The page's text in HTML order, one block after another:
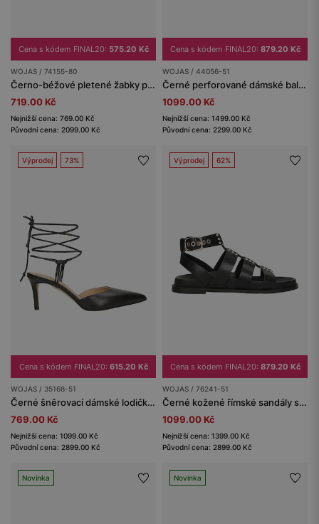
Cena s kódem FINAL20: 575.20 Kč
WOJAS / 74155-80
Černo-béžové pletené žabky pro ženy
719.00 Kč
Nejnižší cena: 769.00 Kč
Původní cena: 2099.00 Kč
Cena s kódem FINAL20: 879.20 Kč
WOJAS / 44056-51
Černé perforované dámské balerínky z kůže
1099.00 Kč
Nejnižší cena: 1499.00 Kč
Původní cena: 2299.00 Kč
Výprodej 73%
Cena s kódem FINAL20: 615.20 Kč
WOJAS / 35168-51
Černé šněrovací dámské lodičky se špičatou špičkou
769.00 Kč
Nejnižší cena: 1099.00 Kč
Původní cena: 2899.00 Kč
Výprodej 62%
Cena s kódem FINAL20: 879.20 Kč
WOJAS / 76241-51
Černé kožené římské sandály se stříbrnými cvoky
1099.00 Kč
Nejnižší cena: 1399.00 Kč
Původní cena: 2899.00 Kč
Novinka Novinka